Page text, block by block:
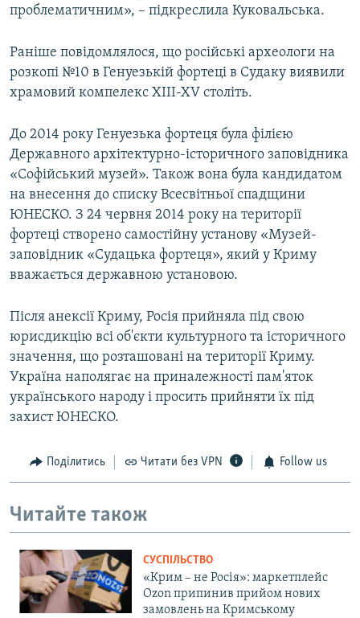
проблематичним», – підкреслила Куковальська.
Раніше повідомлялося, що російські археологи на
розкопі №10 в Генуезькій фортеці в Судаку виявили
храмовий компелекс XIII-XV століть.
До 2014 року Генуезька фортеця була філією
Державного архітектурно-історичного заповідника
«Софійський музей». Також вона була кандидатом
на внесення до списку Всесвітньої спадщини
ЮНЕСКО. З 24 червня 2014 року на території
фортеці створено самостійну установу «Музей-
заповідник «Судацька фортеця», який у Криму
вважається державною установою.
Після анексії Криму, Росія прийняла під свою
юрисдикцію всі об'єкти культурного та історичного
значення, що розташовані на території Криму.
Україна наполягає на приналежності пам'яток
українського народу і просить прийняти їх під
захист ЮНЕСКО.
Поділитись Читати без VPN Follow us
Читайте також
СУСПІЛЬСТВО
«Крим – не Росія»: маркетплейс
Ozon припинив прийом нових
замовлень на Кримському